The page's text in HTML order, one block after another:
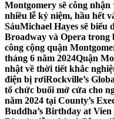
Montgomery sẽ công nhận
nhiều lễ kỷ niệm, hầu hết
SáuMichael Hayes sẽ biểu
Broadway và Opera trong
công cộng quận
tháng 6 năm 2024Quận
nhật về thời tiết khắc
điện bị rơiRockville’s
tổ chức buổi mở cửa cho
năm 2024 tại County’s
Buddha’s Birthday at